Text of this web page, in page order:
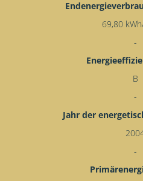
69,80
B
Jahr der